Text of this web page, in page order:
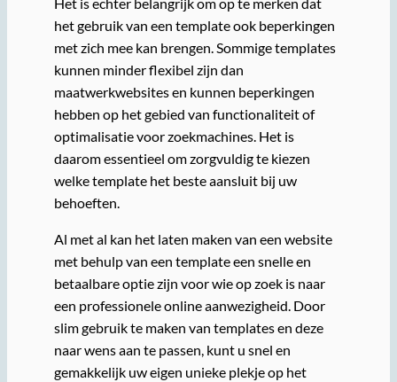
het gebruik van een template ook beperkingen
met zich mee kan brengen. Sommige templates
kunnen minder flexibel zijn dan
maatwerkwebsites en kunnen beperkingen
hebben op het gebied van functionaliteit of
optimalisatie voor zoekmachines. Het is
daarom essentieel om zorgvuldig te kiezen
welke template het beste aansluit bij uw
behoeften.
Al met al kan het laten maken van een website
met behulp van een template een snelle en
betaalbare optie zijn voor wie op zoek is naar
een professionele online aanwezigheid. Door
slim gebruik te maken van templates en deze
naar wens aan te passen, kunt u snel en
gemakkelijk uw eigen unieke plekje op het